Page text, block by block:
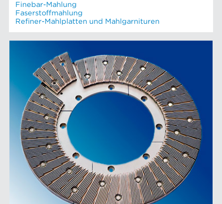
Finebar-Mahlung
Faserstoffmahlung
Refiner-Mahlplatten und Mahlgarnituren